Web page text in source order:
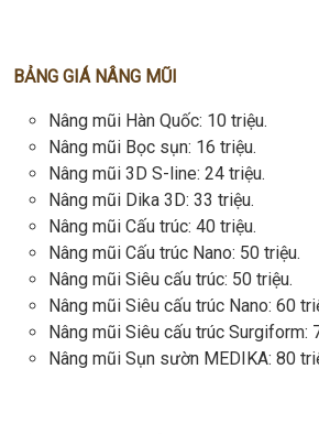
BẢNG GIÁ NÂNG MŨI
Nâng mũi Hàn Quốc: 10 triệu.
Nâng mũi Bọc sụn: 16 triệu.
Nâng mũi 3D S-line: 24 triệu.
Nâng mũi Dika 3D: 33 triệu.
Nâng mũi Cấu trúc: 40 triệu.
Nâng mũi Cấu trúc Nano: 50 triệu.
Nâng mũi Siêu cấu trúc: 50 triệu.
Nâng mũi Siêu cấu trúc Nano: 60
Nâng mũi Siêu cấu trúc Surgiform:
Nâng mũi Sụn sườn MEDIKA: 80